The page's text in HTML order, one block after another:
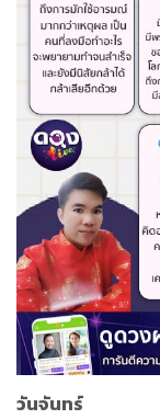
วันจันทร์